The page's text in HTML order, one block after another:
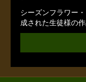
シーズンフラワー
成された生徒様の